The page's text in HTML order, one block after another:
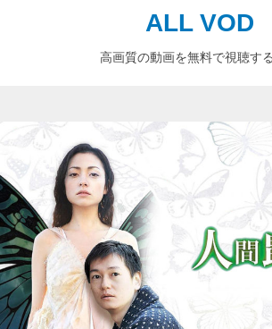
ALL VOD
高画質の動画を無料で視聴す